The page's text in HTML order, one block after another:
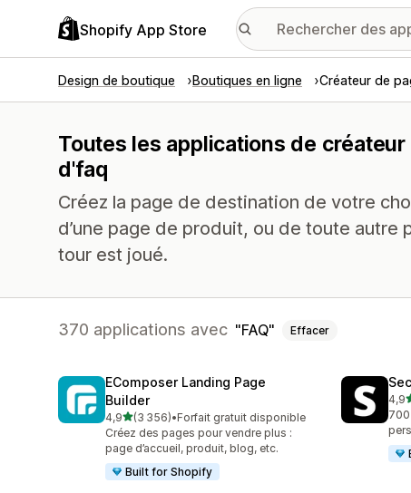
Shopify App Store
Design de boutique Boutiques en ligne Créateur de
Toutes les applications de
d'faq
Créez la page de destination de votre
d’une page de produit, ou de toute autre
tour est joué.
370 applications avec FAQ Effacer
EComposer Landing Page
Builder
4,9étoile(s) sur 5
(3 356)
3356 avis au total
•Forfait gratuit disponible
Créez des pages pour vendre plus :
page d’accueil, produit, blog, etc.
Built for Shopify
4,9